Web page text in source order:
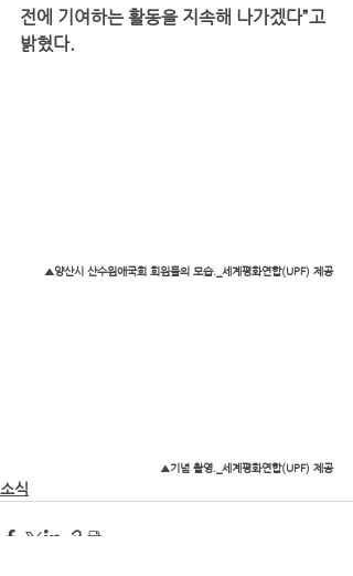
전에 기여하는 활동을 지속해 나가겠다”고
밝혔다.
▲양산시 산수원애국회 회원들의 모습._세계평화연합(UPF) 제공
▲기념 촬영._세계평화연합(UPF) 제공
소식